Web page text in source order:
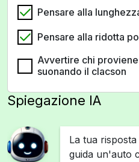
Pensare alla
Pensare alla ridotta
Avvertire chi
suonando il clacson
Spiegazione IA
La tua
guida un'auto